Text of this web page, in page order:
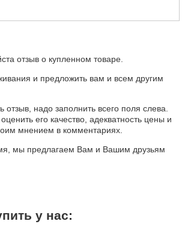
отзыв о купленном товаре.
и предложить вам и всем другим
отзыв, надо заполнить всего поля слева.
его качество, адекватность цены и
мнением в комментариях.
мы предлагаем Вам и Вашим друзьям
у нас: